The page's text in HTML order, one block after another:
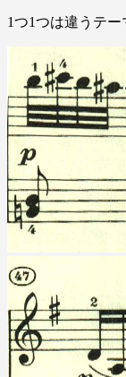
1つ1つは違うテー